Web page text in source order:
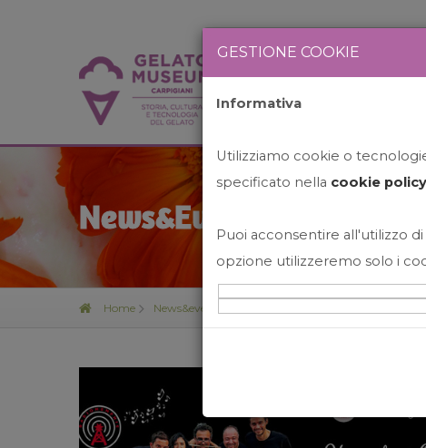
News&Events
Home News&events
GESTIONE COOKIE
Informativa
Utilizziamo cookie o
specificato nella cookie policy
Puoi acconsentire all'utilizzo
opzione utilizzeremo solo i